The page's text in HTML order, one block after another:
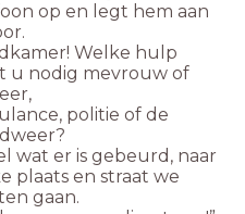
op en legt hem aan
Welke hulp
u nodig mevrouw of
politie of de
wat er is gebeurd, naar
plaats en straat we
gaan.